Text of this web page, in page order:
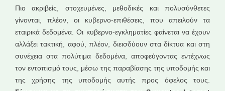
Πιο ακριβείς, στοχευμένες, μεθοδικές και πολυσύνθετες
γίνονται, πλέον, οι κυβερνο-επιθέσεις, που απειλούν τα
εταιρικά δεδομένα. Οι κυβερνο-εγκληματίες φαίνεται να έχουν
αλλάξει τακτική, αφού, πλέον, διεισδύουν στα δίκτυα και στη
συνέχεια στα πολύτιμα δεδομένα, αποφεύγοντας εντέχνως
τον εντοπισμό τους, μέσω της παραβίασης της υποδομής και
της χρήσης της υποδομής αυτής προς όφελος τους.